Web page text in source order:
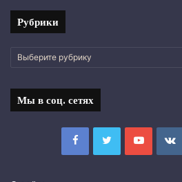
Рубрики
Рубрики
Мы в соц. сетях
FacebookTwitterYouTube